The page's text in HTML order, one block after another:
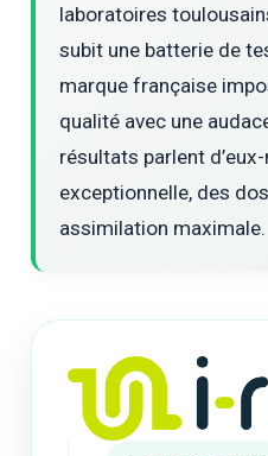
laboratoires
subit une batterie de
marque française
qualité avec une
résultats parlent
exceptionnelle, des
assimilation maximale.